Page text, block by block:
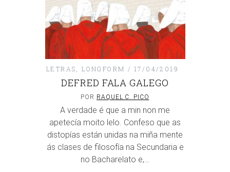
LETRAS ,LONGFORM 17/04/2019
DEFRED FALA GALEGO
POR RAQUEL C. PICO
A verdade é que a min non me
apetecía moito lelo. Confeso que as
distopías están unidas na miña mente
ás clases de filosofía na Secundaria e
no Bacharelato e,…